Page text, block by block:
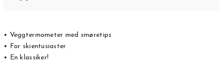
• Veggtermometer med smøretips
• For skientusiaster
• En klassiker!